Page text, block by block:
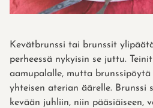
Kevätbrunssi tai brunssit
perheessä nykyisin se juttu.
aamupalalle, mutta
yhteisen aterian äärelle. Brunssi
kevään juhliin, niin pääsiäiseen,